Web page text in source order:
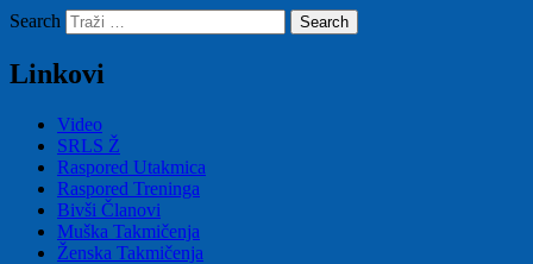
Search
Linkovi
Video
SRLS Ž
Raspored Utakmica
Raspored Treninga
Bivši Članovi
Muška Takmičenja
Ženska Takmičenja